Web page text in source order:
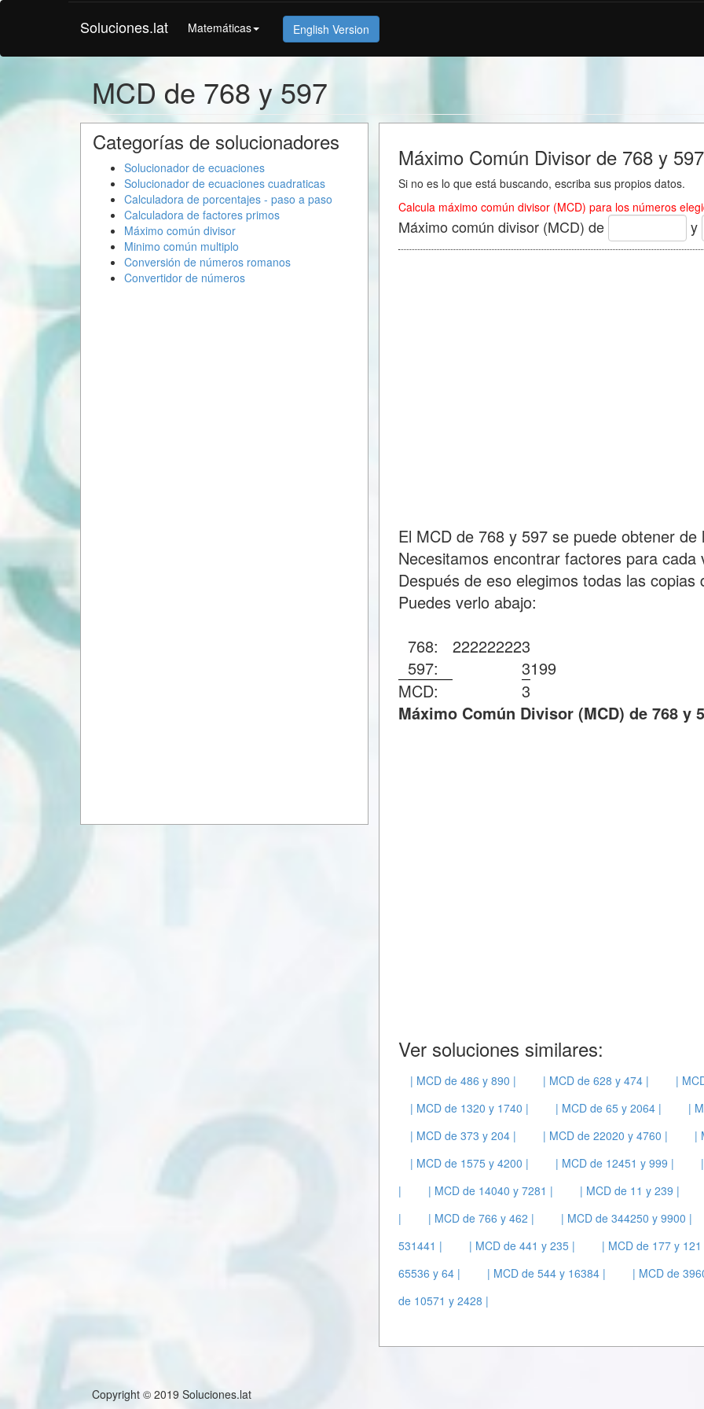
Soluciones.lat Matemáticas English Version
MCD de 768 y 597
Máximo Común Divisor de 768 y 597
Si no es lo que está buscando, escriba sus propios datos.
Calcula máximo común divisor (MCD) para los números
Máximo común divisor (MCD) de y
El MCD de 768 y 597 se puede obtener de
Necesitamos encontrar factores para cada
Después de eso elegimos todas las
Puedes verlo abajo:
768: 222222223
597:
3199
MCD:
3
Máximo Común Divisor (MCD) de 768 y
Ver soluciones similares:
| MCD de 486 y 890 | | MCD de 628 y 474 | |
| MCD de 1320 y 1740 |
| MCD de 65 y 2064 | |
| MCD de 373 y 204 |
| MCD de 22020 y 4760 | |
| MCD de 1575 y 4200 |
| MCD de 12451 y 999 |
|
| MCD de 14040 y 7281 | | MCD de 11 y 239 |
|
| MCD de 766 y 462 | | MCD de 344250 y 9900 |
531441 |
| MCD de 441 y 235 | | MCD de 177 y 121
65536 y 64 |
| MCD de 544 y 16384 | | MCD de
de 10571 y 2428 |
Categorías de solucionadores
Solucionador de ecuaciones
Solucionador de ecuaciones cuadraticas
Calculadora de porcentajes - paso a paso
Calculadora de factores primos
Máximo común divisor
Minimo común multiplo
Conversión de números romanos
Convertidor de números
Copyright © 2019 Soluciones.lat